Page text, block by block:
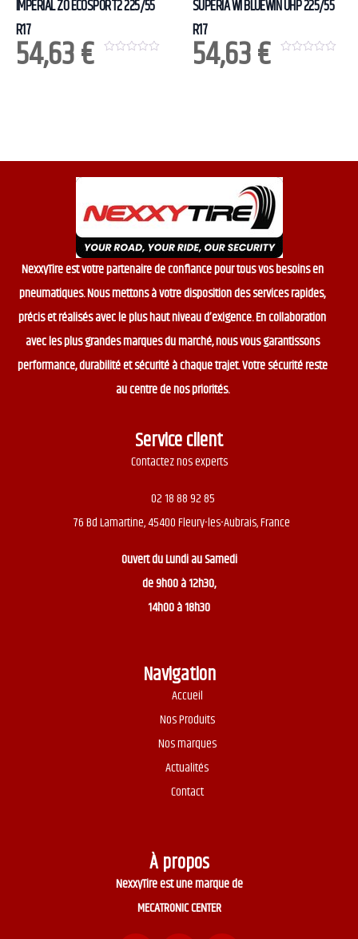
IMPERIAL ZO ECOSPORT2 225/55
R17
54,63€
SUPERIA WI BLUEWIN UHP 225/55
R17
54,63€
NexxyTire est votre partenaire de confiance pour tous vos besoins en
pneumatiques. Nous mettons à votre disposition des services rapides,
précis et réalisés avec le plus haut niveau d’exigence. En collaboration
avec les plus grandes marques du marché, nous vous garantissons
performance, durabilité et sécurité à chaque trajet. Votre sécurité reste
au centre de nos priorités.
Service client
Contactez nos experts
02 18 88 92 85
76 Bd Lamartine, 45400 Fleury-les-Aubrais, France
Ouvert duLundi au Samedi
de 9h00 à 12h30,
14h00 à 18h30
Navigation
Accueil
Nos Produits
Nos marques
Actualités
Contact
À propos
NexxyTire est une marque de
MECATRONIC CENTER